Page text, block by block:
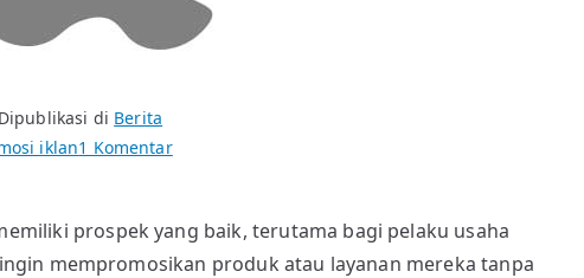
di Berita
iklan1 Komentarpada
Baris
Gratis
prospek yang baik, terutama bagi pelaku usaha
mempromosikan produk atau layanan mereka tanpa